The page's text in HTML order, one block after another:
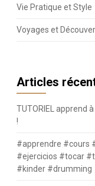
Vie Pratique et Style
Voyages et
Articles
TUTORIEL apprend
!
#apprendre #cours
#ejercicios #tocar
#kinder #drumming